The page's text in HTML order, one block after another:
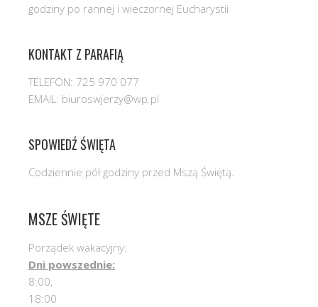
godziny po rannej i wieczornej Eucharystii
KONTAKT Z PARAFIĄ
TELEFON: 725 970 077
EMAIL: biuroswjerzy@wp.pl
SPOWIEDŹ ŚWIĘTA
Codziennie pół godziny przed Mszą Świętą.
MSZE ŚWIĘTE
Porządek wakacyjny:
Dni powszednie:
8:00,
18:00